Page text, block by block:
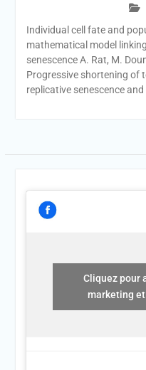
Individual cell fate and
mathematical model
senescence A. Rat, M.
Progressive shortening of
replicative senescence
Cliquez pour
marketing